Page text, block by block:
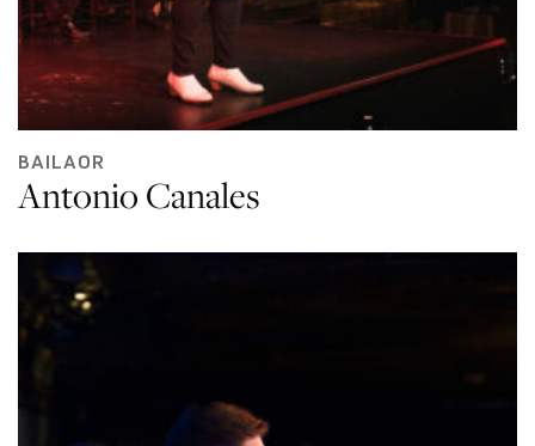
BAILAOR
Antonio Canales